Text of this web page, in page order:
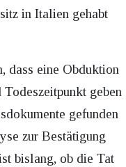
in Italien gehabt
dass eine Obduktion
geben
gefunden
zur Bestätigung
bislang, ob die Tat